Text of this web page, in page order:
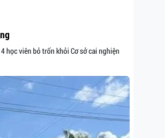
học viên bỏ trốn khỏi Cơ sở cai nghiện